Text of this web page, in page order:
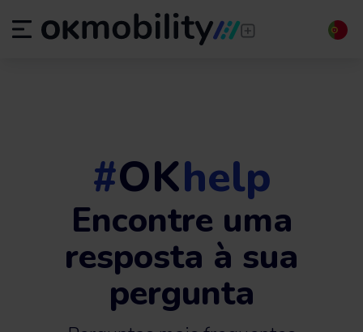
#OKhelp
Encontre uma
resposta à sua
pergunta